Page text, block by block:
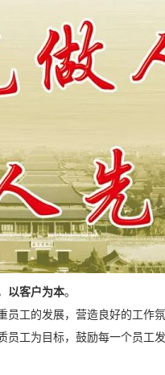
以客户为本。
工的发展，营造良好的工作
工为目标，鼓励每一个员工